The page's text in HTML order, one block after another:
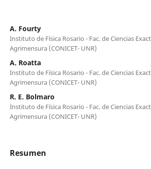
A. Fourty
Instituto de Física Rosario - Fac. de Ciencias
Agrimensura (CONICET- UNR)
A. Roatta
Instituto de Física Rosario - Fac. de Ciencias
Agrimensura (CONICET- UNR)
R. E. Bolmaro
Instituto de Física Rosario - Fac. de Ciencias
Agrimensura (CONICET- UNR)
Resumen